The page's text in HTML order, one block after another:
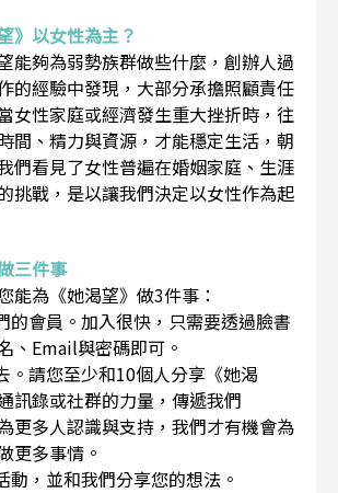
》以女性為主？
能夠為弱勢族群做些什麼，創辦人過
的經驗中發現，大部分承擔照顧責任
女性家庭或經濟發生重大挫折時，往
間、精力與資源，才能穩定生活，朝
們看見了女性普遍在婚姻家庭、生涯
挑戰，是以讓我們決定以女性作為起
三件事
能為《她渴望》做3件事：
的會員。加入很快，只需要透過臉書
、Email與密碼即可。
。請您至少和10個人分享《她渴
訊錄或社群的力量，傳遞我們
更多人認識與支持，我們才有機會為
更多事情。
動，並和我們分享您的想法。